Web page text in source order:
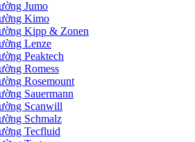
Jumo
Kimo
Kipp & Zonen
Lenze
Peaktech
Romess
Rosemount
Sauermann
Scanwill
Schmalz
Tecfluid